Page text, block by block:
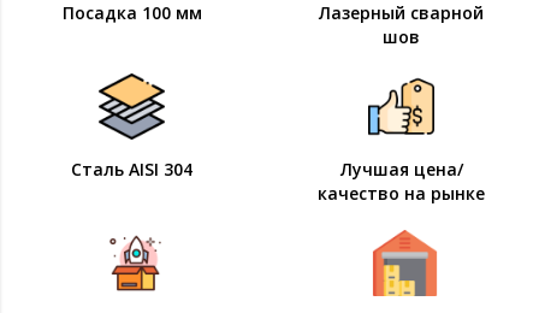
Посадка 100 мм
Лазерный сварной
шов
Сталь AISI 304
Лучшая цена/
качество на рынке